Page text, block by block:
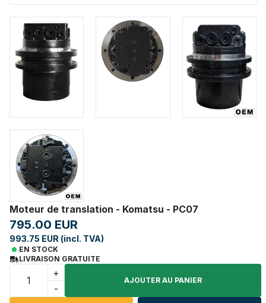
Moteur de translation - Komatsu - PC07
795.00 EUR
993.75 EUR (incl. TVA)
EN STOCK
LIVRAISON GRATUITE
+
-
AJOUTER AU PANIER